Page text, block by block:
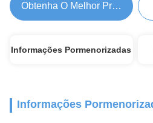
Obtenha O Melhor Preço
Informações Pormenorizadas
Informações